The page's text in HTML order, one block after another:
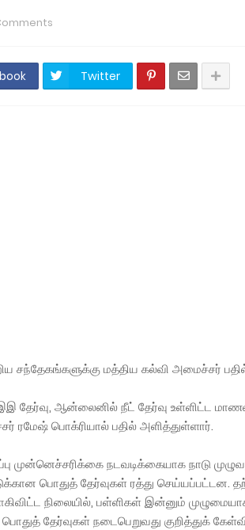
Twitter
சந்தேகங்களுக்கு மத்திய கல்வி அமைச்சர்
தேர்வு, ஆன்லைனில் நீட் தேர்வு உள்ளிட்ட
ரமேஷ் பொக்ரியால் பதில் அளித்துள்ளார்.
முன்னெச்சரிக்கை நடவடிக்கையாக நாடு
பொதுத் தேர்வுகள் ரத்து செய்யப்பட்டன.
நிலையில், பள்ளிகள் இன்னும்
தேர்வுகள் நடைபெறுவது குறித்துக்